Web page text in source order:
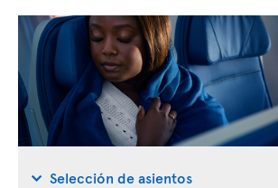
Selección de asientos